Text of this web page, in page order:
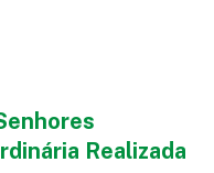
Realizada